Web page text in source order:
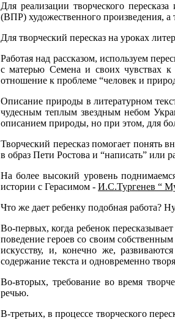
Для реализации творческого
(ВПР) художественного произведения,
Для творческий пересказ на уроках
Работая над рассказом, используем
с матерью Семена и своих чувствах к
отношение к проблеме “человек и
Описание природы в литературном
чудесным теплым звездным небом
описанием природы, но при этом, для
Творческий пересказ помогает понять
в образ Пети Ростова и “написать” или
На более высокий уровень
истории с Герасимом - И.С.Тургенев “
Что же дает ребенку подобная работа?
Во-первых, когда ребенок
поведение героев со своим
искусству, и, конечно же,
содержание текста и одновременно
Во-вторых, требование во время
речью.
В-третьих, в процессе творческого